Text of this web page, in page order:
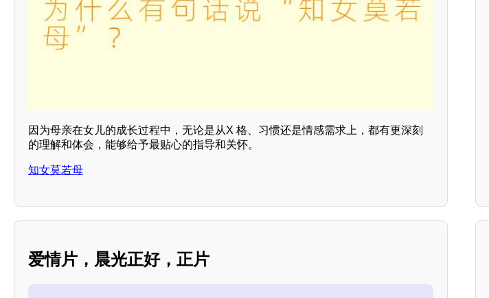
因为母亲在女儿的成长过程中，无论是从X 格、习惯还是情感需求上，都有更深刻
的理解和体会，能够给予最贴心的指导和关怀。
知女莫若母
爱情片，晨光正好，正片